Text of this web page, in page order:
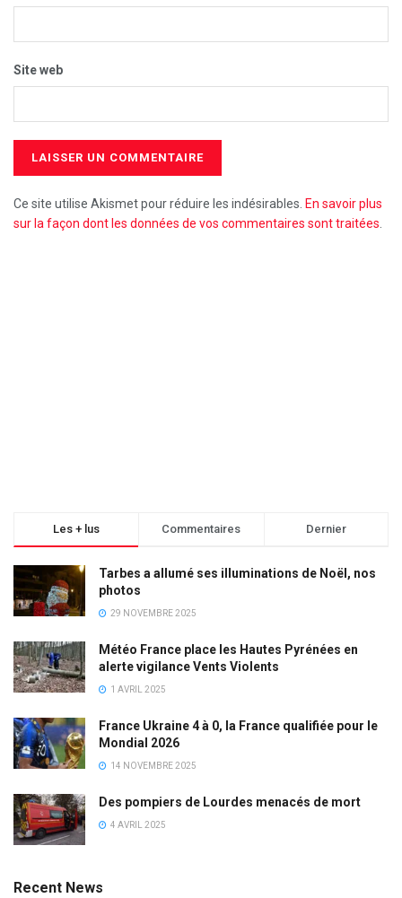
Site web
Ce site utilise Akismet pour réduire les indésirables. En savoir plus
sur la façon dont les données de vos commentaires sont traitées.
Les + lus Commentaires Dernier
Tarbes a allumé ses illuminations de Noël, nos
photos
29 NOVEMBRE 2025
Météo France place les Hautes Pyrénées en
alerte vigilance Vents Violents
1 AVRIL 2025
France Ukraine 4 à 0, la France qualifiée pour le
Mondial 2026
14 NOVEMBRE 2025
Des pompiers de Lourdes menacés de mort
4 AVRIL 2025
Recent News